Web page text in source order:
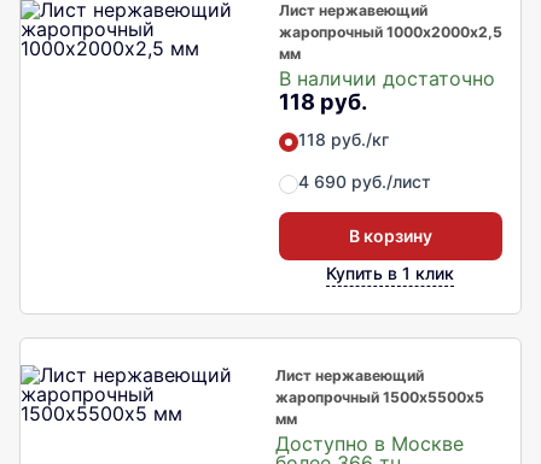
Лист нержавеющий
жаропрочный 1000х2000х2,5
мм
В наличии достаточно
118 руб.
118 руб./кг
4 690 руб./лист
В корзину
Купить в 1 клик
Лист нержавеющий
жаропрочный 1500х5500х5
мм
Доступно в Москве